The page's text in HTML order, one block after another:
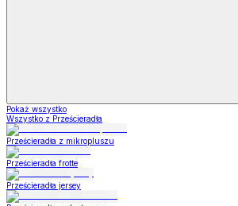
Pokaż wszystko
Wszystko z Prześcieradła
Prześcieradła z mikropluszu
Prześcieradła frotte
Prześcieradła jersey